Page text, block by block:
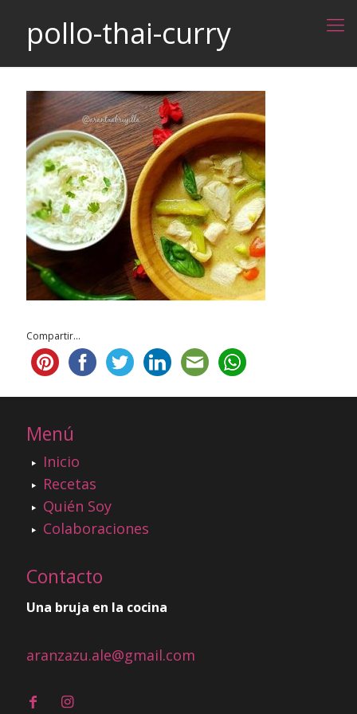
pollo-thai-curry
Compartir...
Menú
Inicio
Recetas
Quién Soy
Colaboraciones
Contacto
Una bruja en la cocina
aranzazu.ale@gmail.com